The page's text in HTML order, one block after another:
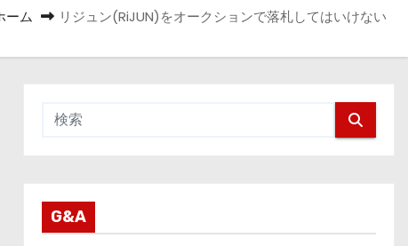
ーム リジュン(RiJUN)をオークションで落札してはいけない
G&A